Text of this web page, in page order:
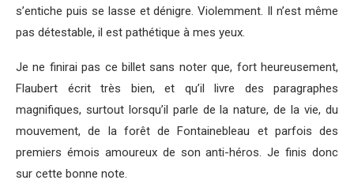
s’entiche puis se lasse et dénigre. Violemment. Il n’est même
pas détestable, il est pathétique à mes yeux.
Je ne finirai pas ce billet sans noter que, fort heureusement,
Flaubert écrit très bien, et qu’il livre des paragraphes
magnifiques, surtout lorsqu’il parle de la nature, de la vie, du
mouvement, de la forêt de Fontainebleau et parfois des
premiers émois amoureux de son anti-héros. Je finis donc
sur cette bonne note.